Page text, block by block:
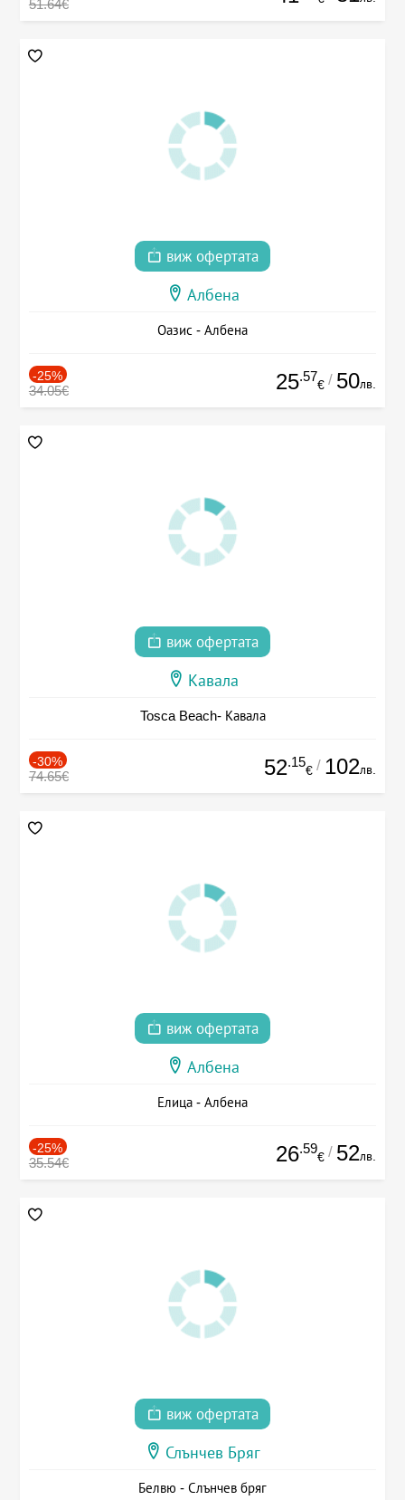
51.64€
виж офертата
Албена
Оазис - Албена
-25%
34.05€ 25.57
€ / 50лв.
виж офертата
Кавала
Tosca Beach- Кавала
-30%
74.65€ 52.15
€ / 102лв.
виж офертата
Албена
Елица - Албена
-25%
35.54€ 26.59
€ / 52лв.
виж офертата
Слънчев Бряг
Белвю - Слънчев бряг